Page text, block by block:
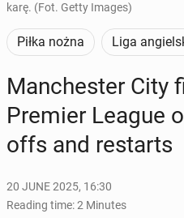
karę. (Fot. Getty Images)
Piłka nożna Liga
Man­ches­ter City
Premier League
offs and restarts
20 JUNE 2025, 16:30
Reading time: 2 Minutes